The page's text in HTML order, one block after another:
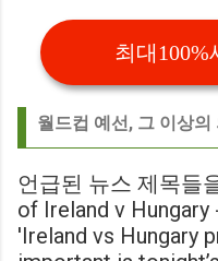
최대
월드컵 예선, 그 이상의
언급된 뉴스 제목들
of Ireland v Hungary
'Ireland vs Hungary